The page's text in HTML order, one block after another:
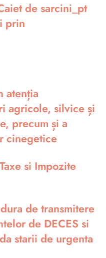
de sarcini_pt
prin
atenția
agricole, silvice și
precum și a
cinegetice
si Impozite
de transmitere
de DECES si
starii de urgenta